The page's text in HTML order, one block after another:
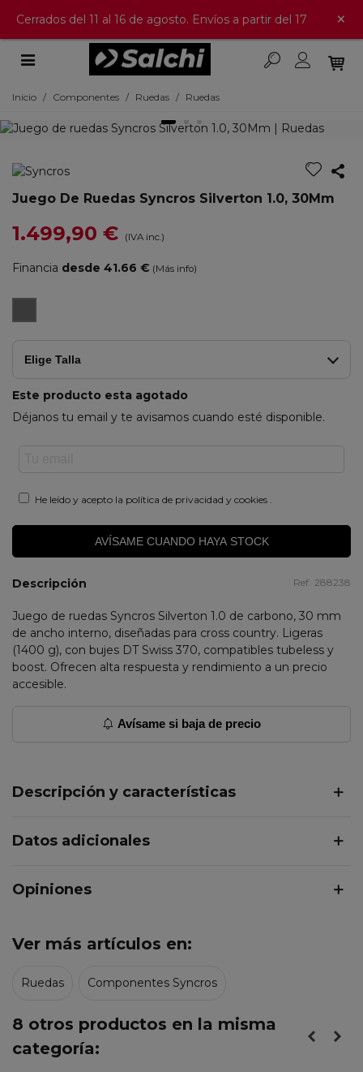
Cerrados del 11 al 16 de agosto. Envíos a partir del 17 ×
Inicio / Componentes / Ruedas / Ruedas
Juego De Ruedas Syncros Silverton 1.0, 30Mm
1.499,90 € (IVA inc.)
Financia desde 41.66 € (Más info)
MATT
Elige Talla
Este producto esta agotado
Déjanos tu email y te avisamos cuando esté disponible.
He leído y acepto la política de privacidad y cookies .
AVÍSAME CUANDO HAYA STOCK
Descripción Ref: 288238
Juego de ruedas Syncros Silverton 1.0 de carbono, 30 mm
de ancho interno, diseñadas para cross country. Ligeras
(1400 g), con bujes DT Swiss 370, compatibles tubeless y
boost. Ofrecen alta respuesta y rendimiento a un precio
accesible.
Avísame si baja de precio
Descripción y características
Datos adicionales
Opiniones
Ver más artículos en:
Ruedas Componentes Syncros
8 otros productos en la misma
categoría: